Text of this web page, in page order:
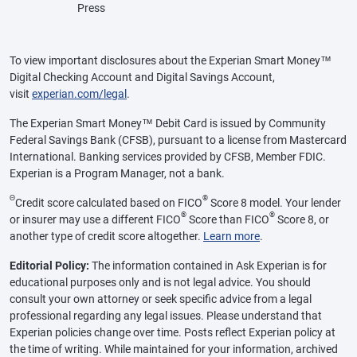
Press
To view important disclosures about the Experian Smart Money™
Digital Checking Account and Digital Savings Account,
visit experian.com/legal .
The Experian Smart Money™ Debit Card is issued by Community
Federal Savings Bank (CFSB), pursuant to a license from Mastercard
International. Banking services provided by CFSB, Member FDIC.
Experian is a Program Manager, not a bank.
ΘCredit score calculated based on FICO® Score 8 model. Your lender
or insurer may use a different FICO® Score than FICO® Score 8, or
another type of credit score altogether. Learn more.
Editorial Policy: The information contained in Ask Experian is for
educational purposes only and is not legal advice. You should
consult your own attorney or seek specific advice from a legal
professional regarding any legal issues. Please understand that
Experian policies change over time. Posts reflect Experian policy at
the time of writing. While maintained for your information, archived